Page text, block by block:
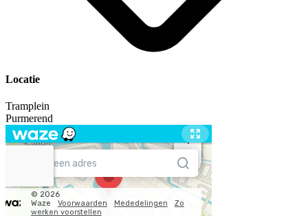
Locatie
Tramplein
Purmerend